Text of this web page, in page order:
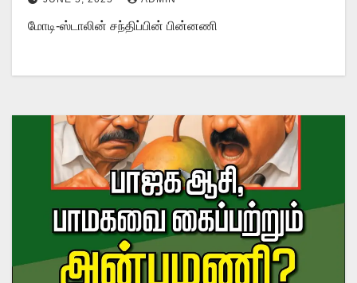
மோடி-ஸ்டாலின் சந்திப்பின் பின்னணி